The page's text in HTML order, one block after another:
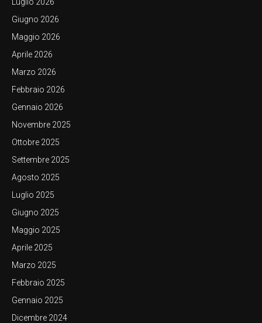
Giugno 2026
Maggio 2026
Aprile 2026
Marzo 2026
Febbraio 2026
Gennaio 2026
Novembre 2025
Ottobre 2025
Settembre 2025
Agosto 2025
Luglio 2025
Giugno 2025
Maggio 2025
Aprile 2025
Marzo 2025
Febbraio 2025
Gennaio 2025
Dicembre 2024